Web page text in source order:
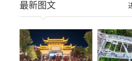
最新图文